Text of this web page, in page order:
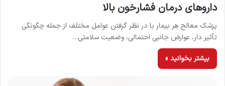
داروهای درمان فشارخون بالا
پزشک معالج هر بیمار با در نظر گرفتن عوامل مختلف از جمله چگونگی
تأثیر دار، عوارض جانبی احتمالی، وضعیت سلامتی…
بیشتر بخوانید »